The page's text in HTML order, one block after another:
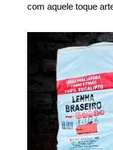
com aquele toque